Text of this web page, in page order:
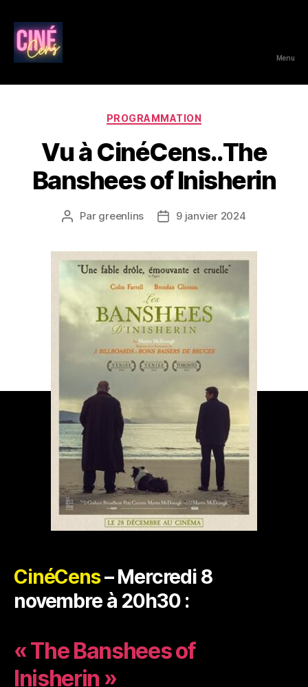
Menu
Catégories
PROGRAMMATION
Vu à CinéCens..The
Banshees of Inisherin
Auteur
Par greenlins
Date9 janvier 2024
CinéCens– Mercredi 8
novembre à 20h30 :
« The Banshees of
Inisherin »